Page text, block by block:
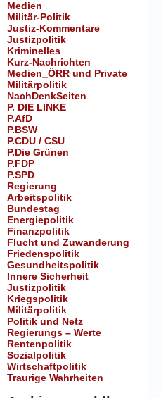
Medien
Militär-Politik
Justiz-Kommentare
Justizpolitik
Kriminelles
Kurz-Nachrichten
Medien_ÖRR und Private
Militärpolitik
NachDenkSeiten
P. DIE LINKE
P.AfD
P.BSW
P.CDU / CSU
P.Die Grünen
P.FDP
P.SPD
Regierung
Arbeitspolitik
Bundestag
Energiepolitik
Finanzpolitik
Flucht und Zuwanderung
Friedenspolitik
Gesundheitspolitik
Innere Sicherheit
Justizpolitik
Kriegspolitik
Militärpolitik
Politik und Netz
Regierungs – Werte
Rentenpolitik
Sozialpolitik
Wirtschaftpolitik
Traurige Wahrheiten